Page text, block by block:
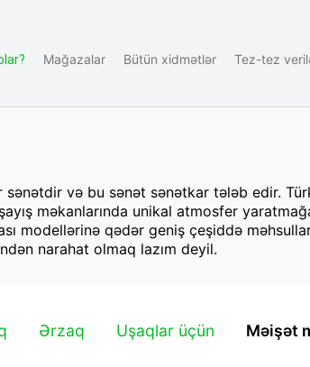
Mağazalar Bütün xidmətlər Tez-tez
sənətdir və bu sənət sənətkar tələb edir.
məkanlarında unikal atmosfer
modellərinə qədər geniş çeşiddə
narahat olmaq lazım deyil.
Ərzaq Uşaqlar üçün
Məişət